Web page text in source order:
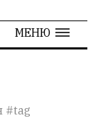
МЕНЮ
#tag